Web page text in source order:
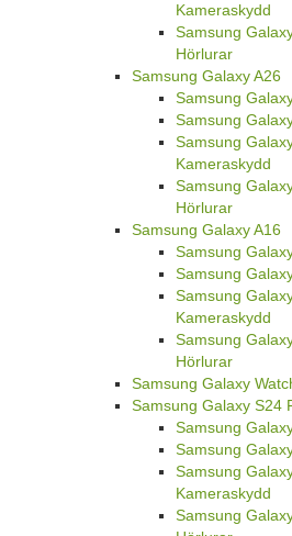
Kameraskydd
Samsung
Hörlurar
Samsung Galaxy A26
Samsung
Samsung
Samsung
Kameraskydd
Samsung
Hörlurar
Samsung Galaxy A16
Samsung
Samsung
Samsung
Kameraskydd
Samsung
Hörlurar
Samsung Galaxy
Samsung Galaxy S24
Samsung
Samsung
Samsung
Kameraskydd
Samsung